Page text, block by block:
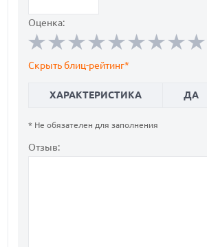
Оценка:
Скрыть блиц-рейтинг*
ХАРАКТЕРИСТИКА ДА
* Не обязателен для заполнения
Отзыв: